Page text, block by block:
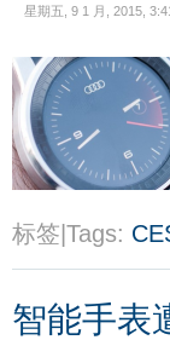
星期五, 9 1 月, 2015,
标签|Tags:
智能手表